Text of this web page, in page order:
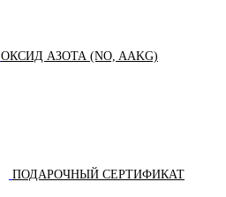
ОКСИД АЗОТА (NO, AAKG)
ПОДАРОЧНЫЙ СЕРТИФИКАТ